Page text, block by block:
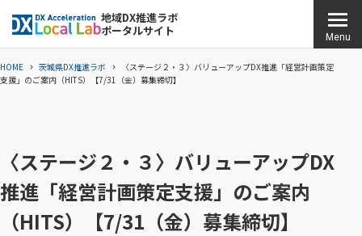
ー
文
へ
H
M
地域DX推進ラボ
ポータルサイト
Menu
HOME 茨城県DX推進ラボ
〈ステージ２・３〉バリューアップDX推進「経営計画策定
支援」のご案内（HITS）【7/31（金）募集締切】
〈ステージ２・３〉バリューアップDX
推進「経営計画策定支援」のご案内
（HITS）【7/31（金）募集締切】